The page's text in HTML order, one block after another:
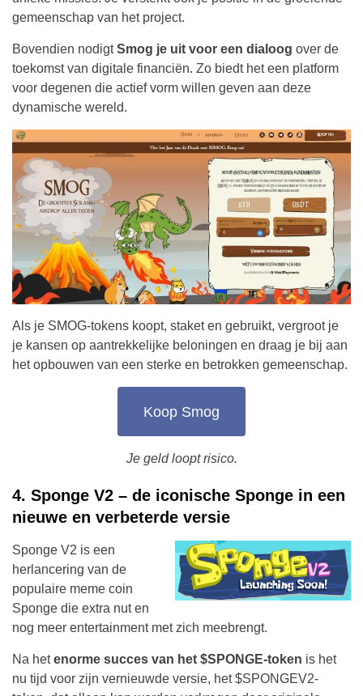
gemeenschap van het project.
Bovendien nodigtSmog je uit voor een dialoog over de
toekomst van digitale financiën. Zo biedt het een platform
voor degenen die actief vorm willen geven aan deze
dynamische wereld.
Als je SMOG-tokens koopt, staket en gebruikt, vergroot je
je kansen op aantrekkelijke beloningen en draag je bij aan
het opbouwen van een sterke en betrokken gemeenschap.
Koop Smog
Je geld loopt risico.
4. Sponge V2 – de iconische Sponge in een
nieuwe en verbeterde versie
Sponge V2 is een
herlancering van de
populaire meme coin
Sponge die extra nut en
nog meer entertainment met zich meebrengt.
Na hetenorme succes van het $SPONGE-token is het
nu tijd voor zijn vernieuwde versie, het $SPONGEV2-